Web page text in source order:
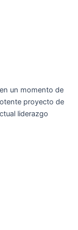
un momento de
proyecto de
liderazgo